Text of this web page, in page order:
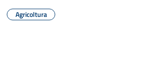
Agricoltura